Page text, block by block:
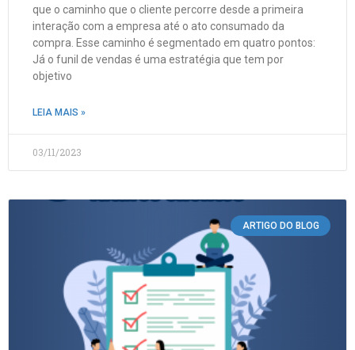
que o caminho que o cliente percorre desde a primeira
interação com a empresa até o ato consumado da
compra. Esse caminho é segmentado em quatro pontos:
Já o funil de vendas é uma estratégia que tem por
objetivo
LEIA MAIS »
03/11/2023
ARTIGO DO BLOG